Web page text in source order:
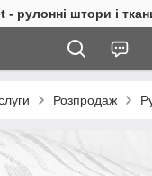
- рулонні штори і
Розпродаж